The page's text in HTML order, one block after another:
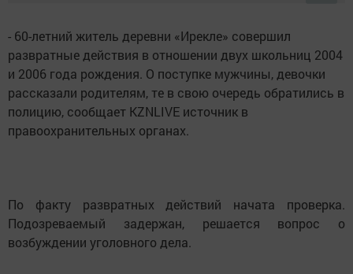
- 60-летний житель деревни «Ирекле» совершил
развратные действия в отношении двух школьниц 2004
и 2006 года рождения. О поступке мужчины, девочки
рассказали родителям, те в свою очередь обратились в
полицию, сообщает KZNLIVE источник в
правоохранительных органах.
По факту развратных действий начата проверка.
Подозреваемый задержан, решается вопрос о
возбуждении уголовного дела.